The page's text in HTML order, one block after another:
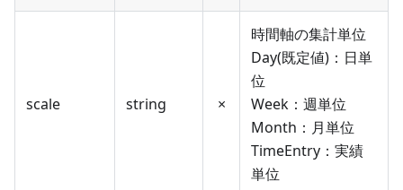
scale string ×
時間軸の集計単位
Day(既定値)：日単
位
Week：週単位
Month：月単位
TimeEntry：実績
単位